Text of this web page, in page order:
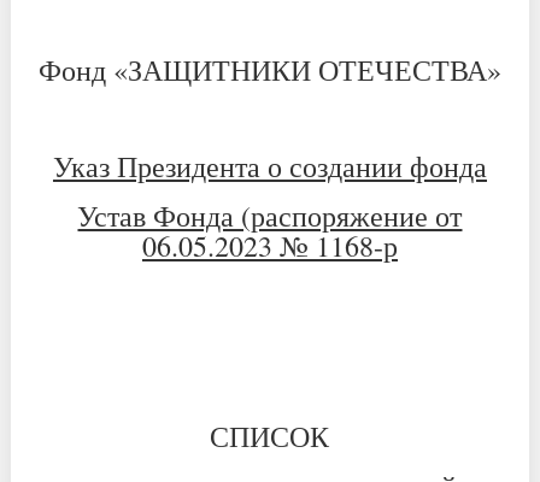
Фонд «ЗАЩИТНИКИ ОТЕЧЕСТВА»
Указ Президента о создании фонда
Устав Фонда (распоряжение от
06.05.2023 № 1168-р
СПИСОК